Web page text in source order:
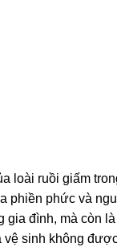
loài ruồi giấm
phiền phức và
gia đình, mà còn
vệ sinh không